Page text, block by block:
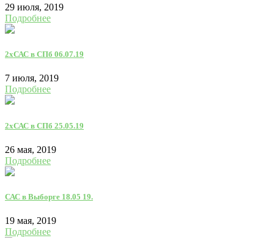
29 июля, 2019
Подробнее
2хСАС в СПб 06.07.19
7 июля, 2019
Подробнее
2хСАС в СПб 25.05.19
26 мая, 2019
Подробнее
САС в Выборге 18.05 19.
19 мая, 2019
Подробнее